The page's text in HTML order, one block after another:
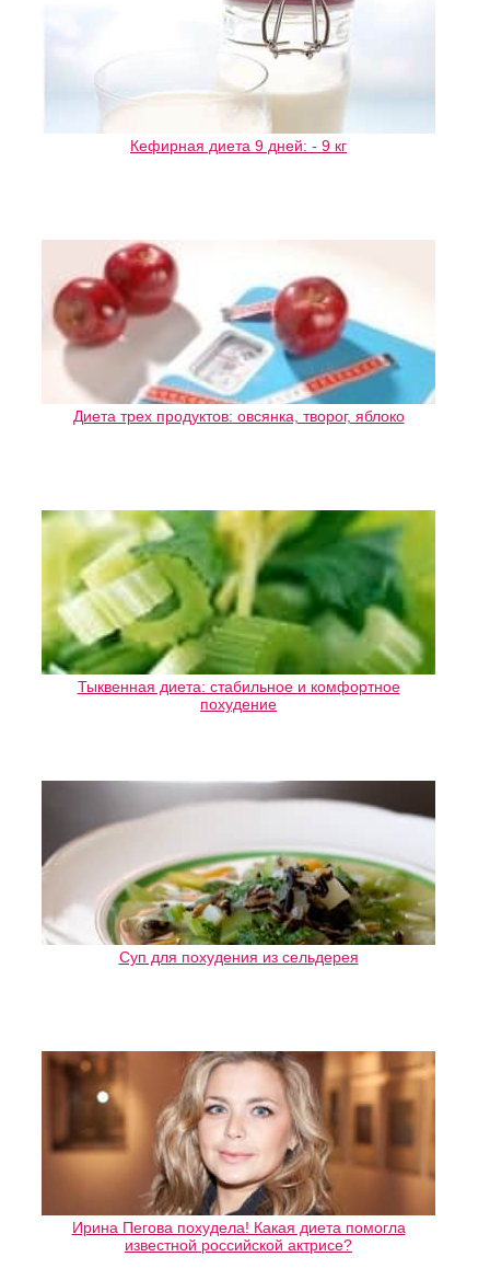
Кефирная диета 9 дней: - 9 кг
Диета трех продуктов: овсянка, творог, яблоко
Тыквенная диета: стабильное и комфортное
похудение
Суп для похудения из сельдерея
Ирина Пегова похудела! Какая диета помогла
известной российской актрисе?